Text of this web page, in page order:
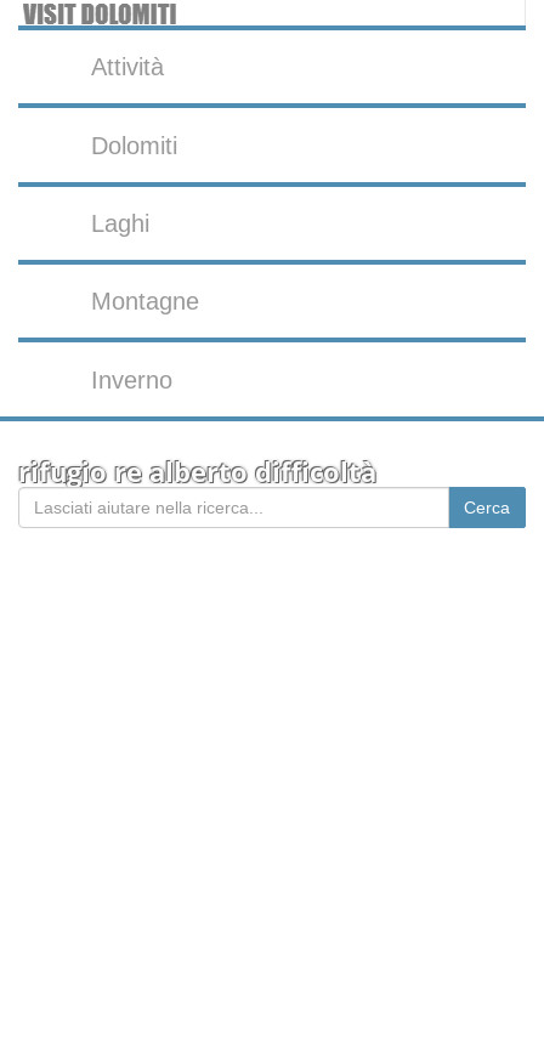
Attività
Dolomiti
Laghi
Montagne
Inverno
rifugio re alberto difficoltà